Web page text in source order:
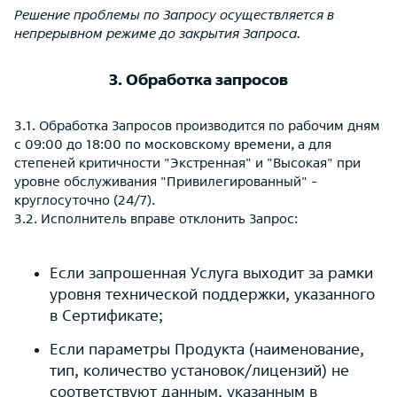
Решение проблемы по Запросу осуществляется в
непрерывном режиме до закрытия Запроса.
3. Обработка запросов
3.1. Обработка Запросов производится по рабочим дням
с 09:00 до 18:00 по московскому времени, а для
степеней критичности "Экстренная" и "Высокая" при
уровне обслуживания "Привилегированный" -
круглосуточно (24/7).
3.2. Исполнитель вправе отклонить Запрос:
Если запрошенная Услуга выходит за рамки
уровня технической поддержки, указанного
в Сертификате;
Если параметры Продукта (наименование,
тип, количество установок/лицензий) не
соответствуют данным, указанным в